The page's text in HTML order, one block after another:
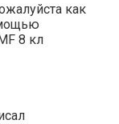
как
8 кл